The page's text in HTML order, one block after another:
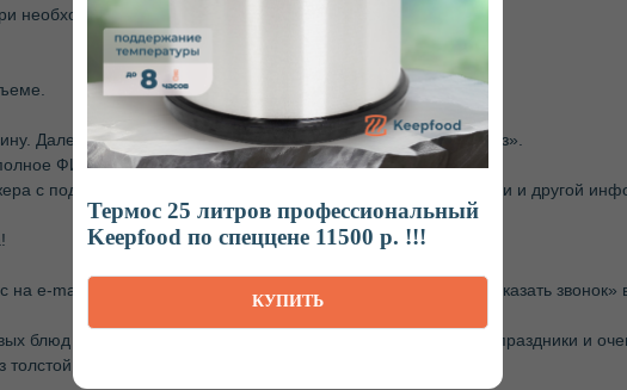
Термос 25 литров профессиональный
Keepfood по спеццене 11500 р. !!!
КУПИТЬ
необходимости прикрепить фото);
Далее перейдите в Корзину и нажмите на «Оформить заказ».
ФИО и телефон.
с подтверждением наличия, условий, цены, сроков поставки и другой
на e-mail или воспользуйтесь формой «Заказать звонок»
блюд для выездных мероприятий. Мы организуем детские праздники и
нержавейки, резина не дает протекать жидкостям.